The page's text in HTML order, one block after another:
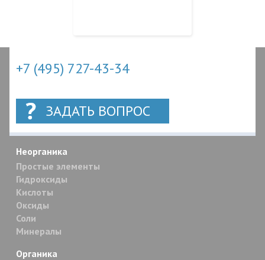
+7 (495) 727-43-34
ЗАДАТЬ ВОПРОС
Неорганика
Простые элементы
Гидроксиды
Кислоты
Оксиды
Соли
Минералы
Органика